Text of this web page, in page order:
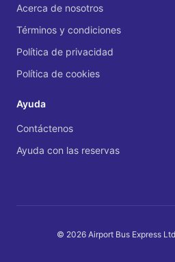
Acerca de nosotros
Términos y condiciones
Política de privacidad
Política de cookies
Ayuda
Contáctenos
Ayuda con las reservas
© 2026 Airport Bus Express